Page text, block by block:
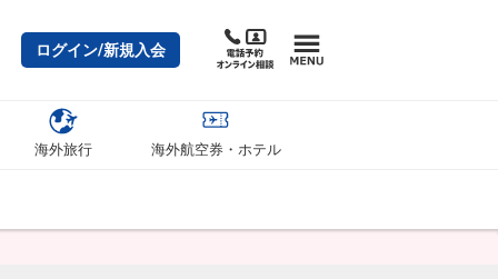
ログイン/新規入会
海外旅行 海外航空券・ホテル